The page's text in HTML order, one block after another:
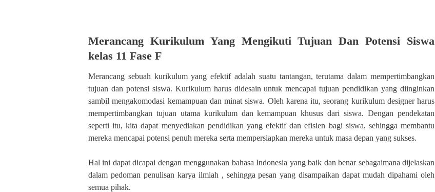
Merancang Kurikulum Yang Mengikuti Tujuan Dan Potensi Siswa
kelas 11 Fase F
Merancang sebuah kurikulum yang efektif adalah suatu tantangan, terutama dalam mempertimbangkan
tujuan dan potensi siswa. Kurikulum harus didesain untuk mencapai tujuan pendidikan yang diinginkan
sambil mengakomodasi kemampuan dan minat siswa. Oleh karena itu, seorang kurikulum designer harus
mempertimbangkan tujuan utama kurikulum dan kemampuan khusus dari siswa. Dengan pendekatan
seperti itu, kita dapat menyediakan pendidikan yang efektif dan efisien bagi siswa, sehingga membantu
mereka mencapai potensi penuh mereka serta mempersiapkan mereka untuk masa depan yang sukses.
Hal ini dapat dicapai dengan menggunakan bahasa Indonesia yang baik dan benar sebagaimana dijelaskan
dalam pedoman penulisan karya ilmiah , sehingga pesan yang disampaikan dapat mudah dipahami oleh
semua pihak.